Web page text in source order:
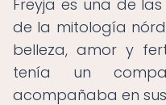
Freyja es una de
de la mitología
belleza, amor y
tenía un
acompañaba en